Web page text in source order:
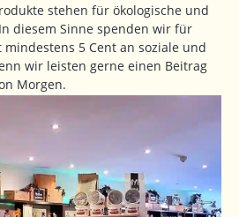
stehen für ökologische und
diesem Sinne spenden wir für
5 Cent an soziale und
wir leisten gerne einen Beitrag
Morgen.